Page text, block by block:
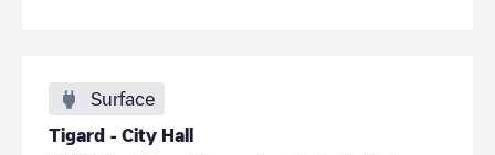
Surface
Tigard - City Hall